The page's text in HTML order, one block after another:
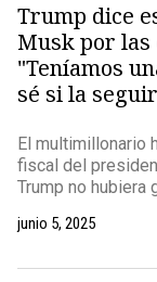
Trump dice
Musk por las
"Teníamos
sé si la
El multimillonario
fiscal del
Trump no hubiera
junio 5, 2025